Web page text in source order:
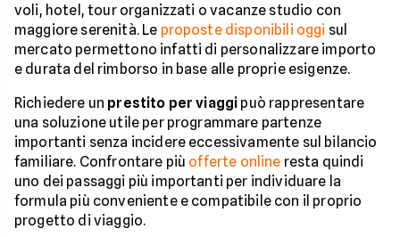
voli, hotel, tour organizzati o vacanze studio con
maggiore serenità. Le proposte disponibili oggi sul
mercato permettono infatti di personalizzare importo
e durata del rimborso in base alle proprie esigenze.
Richiedere un prestito per viaggi può rappresentare
una soluzione utile per programmare partenze
importanti senza incidere eccessivamente sul bilancio
familiare. Confrontare più offerte online resta quindi
uno dei passaggi più importanti per individuare la
formula più conveniente e compatibile con il proprio
progetto di viaggio.